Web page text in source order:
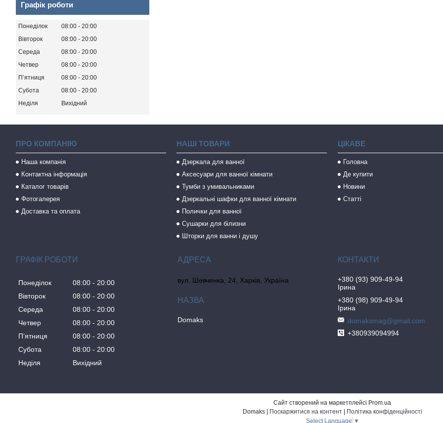
Графік роботи
Понеділок 08:00
20:00
Вівторок
08:00
20:00
Середа
08:00
20:00
Четвер
08:00
20:00
Пʼятниця
08:00
20:00
Субота
08:00
20:00
Неділя
Вихідний
ПРО КОМПАНІЮ
Наша компанія
Контактна інформація
Каталог товарів
Фотогалерея
Доставка та оплата
НАШІ ТОВАРИ
Дзеркала для ванної
Аксесуари для ванної кімнати
Тумби з умивальниками
Дзеркальні шафки для ванної кімнати
Полички для ванної
Сушарки для білизни
Шторки для ванни і душу
ЦІКАВЕ
Головна
Де купити
Новини
Статті
ГРАФІК РОБОТИ
Понеділок 08:00
20:00
Вівторок
08:00
20:00
Середа
08:00
20:00
Четвер
08:00
20:00
Пʼятниця
08:00
20:00
Субота
08:00
20:00
Неділя
Вихідний
вул. Шевченка, 24, Харків, Україна
Domaks
+380 (93) 909-49-94
Ірина
+380 (98) 909-49-94
Ірина
domaksmag@gmail.com
+380939094994
Сайт створений на маркетплейсі Prom.ua
Поскаржитися на контент
Політика конфіденційності
Select Language ▼